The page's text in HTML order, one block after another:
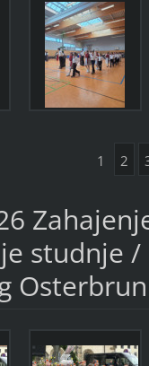
1 2
studnje /